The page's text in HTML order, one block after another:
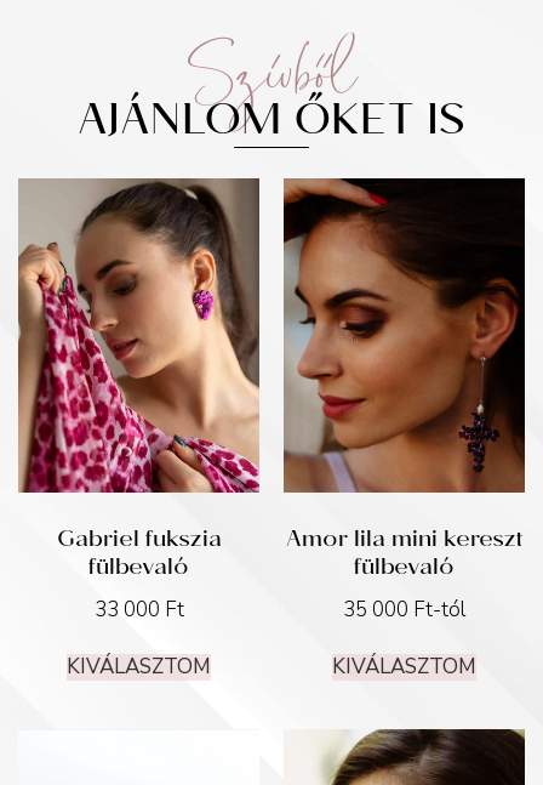
Szívből
AJÁNLOM ŐKET IS
Gabriel fukszia
fülbevaló
33 000 Ft
KIVÁLASZTOM
Amor lila mini kereszt
fülbevaló
35 000 Ft-tól
KIVÁLASZTOM